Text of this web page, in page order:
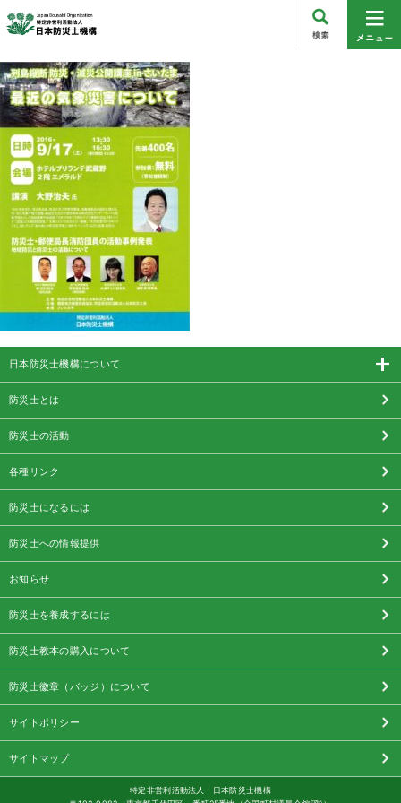
日本防災士機構について
防災士とは
防災士の活動
各種リンク
防災士になるには
防災士への情報提供
お知らせ
防災士を養成するには
防災士教本の購入について
防災士徽章（バッジ）について
サイトポリシー
サイトマップ
特定非営利活動法人 日本防災士機構